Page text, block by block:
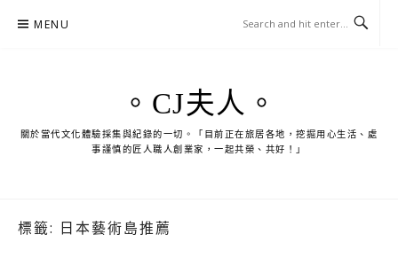
MENU
。CJ夫人。
關於當代文化體驗採集與紀錄的一切。「目前正在旅居各地，挖掘用心生活、處
事謹慎的匠人職人創業家，一起共榮、共好！」
標籤: 日本藝術島推薦